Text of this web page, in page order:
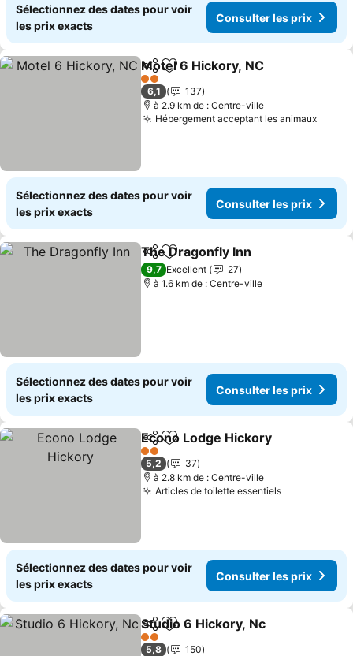
Sélectionnez des dates pour voir
les prix exacts
Consulter les prix
PartagerAjouter à mes favoris
Motel 6 Hickory, NC
2 Étoiles
6,1
137
à 2.9 km de : Centre-ville
Hébergement acceptant les animaux
Sélectionnez des dates pour voir
les prix exacts
Consulter les prix
PartagerAjouter à mes favoris
The Dragonfly Inn
9,7 Excellent
27
à 1.6 km de : Centre-ville
Sélectionnez des dates pour voir
les prix exacts
Consulter les prix
PartagerAjouter à mes favoris
Econo Lodge Hickory
2 Étoiles
5,2
37
à 2.8 km de : Centre-ville
Articles de toilette essentiels
Sélectionnez des dates pour voir
les prix exacts
Consulter les prix
PartagerAjouter à mes favoris
Studio 6 Hickory, Nc
2 Étoiles
5,8
150